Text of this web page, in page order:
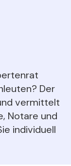
Der
vermittelt
Notare und
individuell